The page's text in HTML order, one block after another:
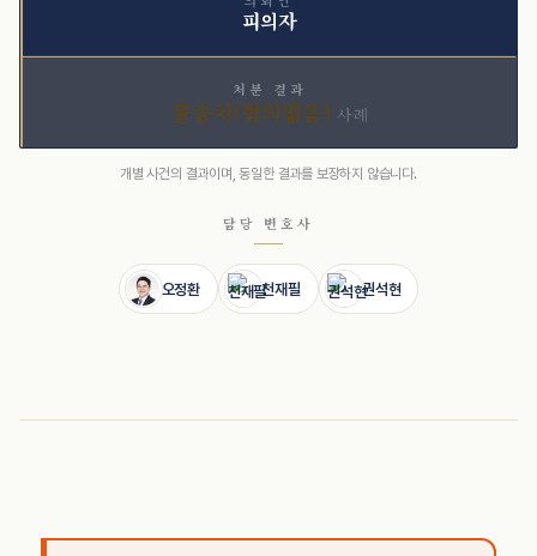
피의자
처분 결과
불송치(혐의없음) 사례
개별 사건의 결과이며, 동일한 결과를 보장하지 않습니다.
담당 변호사
오정환 천재필 권석현